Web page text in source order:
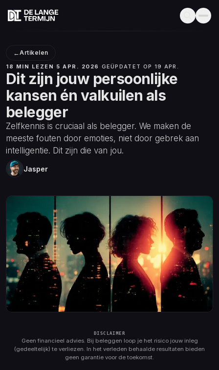
←Artikelen
18 MIN LEZEN · 5 APR. 2026 · GEÜPDATET OP 19 APR.
Dit zijn jouw persoonlijke
kansen én valkuilen als
belegger
Zelfkennis is cruciaal als belegger. We maken de
meeste fouten door emoties, niet door gebrek aan
intelligentie. Dit zijn die van jou.
Jasper
Geen financieel advies. Bij beleggen loop je het risico jouw inleg
(gedeeltelijk) te verliezen. In het verleden behaalde resultaten bieden
geen garantie voor de toekomst.